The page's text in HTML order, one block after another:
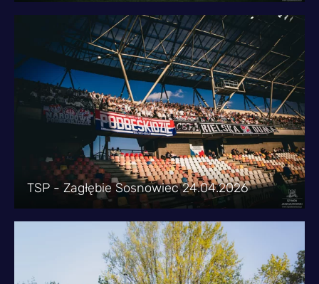
TSP - Zagłębie Sosnowiec 24.04.2026